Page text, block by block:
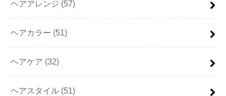
ヘアアレンジ (57)
ヘアカラー (51)
ヘアケア (32)
ヘアスタイル (51)